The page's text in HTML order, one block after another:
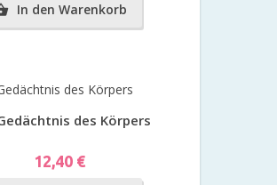
In den Warenkorb
Vorschaudes Körpers
Preis
12,40 €